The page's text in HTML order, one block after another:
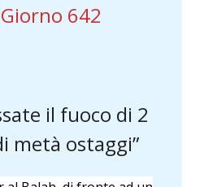
642
il fuoco di 2
metà ostaggi”